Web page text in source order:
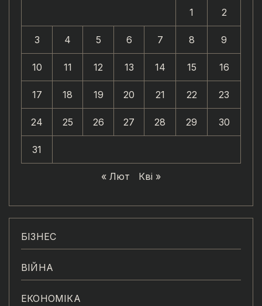
1 2
3 4 5 6 7 8 9
10 11 12 13 14 15 16
17 18 19 20 21 22 23
24 25 26 27 28 29 30
31
« Лют Кві »
БІЗНЕС
ВІЙНА
ЕКОНОМІКА